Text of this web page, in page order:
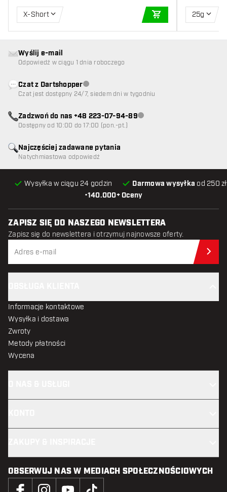
X-Short
DODAJ DO
25g
•140.000+ Oceny
Wysyłka w ciągu 24 godzin Darmowa wysyłka od 250
Najczęściej zadawane pytania
Natychmiastowa odpowiedź
Wyślij e-mail
Odpowiedź w ciągu 1 dnia roboczego
Czat z DartshopperObsługa klienta niedostępna
Czat jest dostępny 24/7, siedem dni w tygodniu
Zadzwoń do nas +48 223-07-94-89Obsługa klienta niedostępna
Dostępny od 10:00 do 17:00 (pon.-pt.)
ZAPISZ SIĘ DO NASZEGO NEWSLETTERA
Zapisz się do newslettera i otrzymuj najnowsze oferty.
Informacje kontaktowe
Wysyłka i dostawa
Zwroty
Metody płatności
Wycena
OBSERWUJ NAS W MEDIACH SPOŁECZNOŚCIOWYCH